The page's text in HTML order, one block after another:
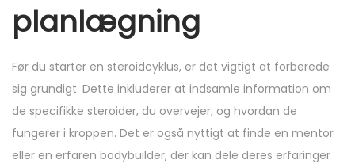
planlægning
Før du starter en steroidcyklus, er det vigtigt at forberede
sig grundigt. Dette inkluderer at indsamle information om
de specifikke steroider, du overvejer, og hvordan de
fungerer i kroppen. Det er også nyttigt at finde en mentor
eller en erfaren bodybuilder, der kan dele deres erfaringer